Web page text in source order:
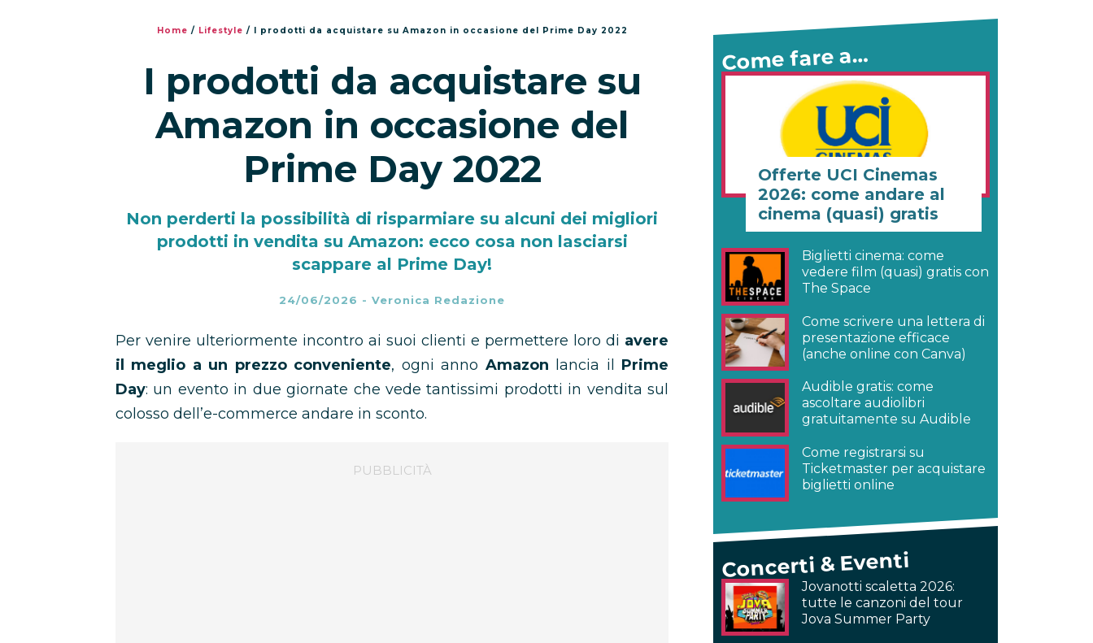
Home / Lifestyle / I prodotti da acquistare su Amazon in occasione del Prime Day 2022
I prodotti da acquistare su
Amazon in occasione del
Prime Day 2022
Non perderti la possibilità di risparmiare su alcuni dei migliori
prodotti in vendita su Amazon: ecco cosa non lasciarsi
scappare al Prime Day!
24/06/2026 - Veronica Redazione
Per venire ulteriormente incontro ai suoi clienti e permettere loro di avere
il meglio a un prezzo conveniente, ogni anno Amazon lancia il Prime
Day: un evento in due giornate che vede tantissimi prodotti in vendita sul
colosso dell’e-commerce andare in sconto.
Come fare a…
Offerte UCI Cinemas
2026: come andare al
cinema (quasi) gratis
Biglietti cinema: come
vedere film (quasi) gratis con
The Space
Come scrivere una lettera di
presentazione efficace
(anche online con Canva)
Audible gratis: come
ascoltare audiolibri
gratuitamente su Audible
Come registrarsi su
Ticketmaster per acquistare
biglietti online
Concerti & Eventi
Jovanotti scaletta 2026:
tutte le canzoni del tour
Jova Summer Party